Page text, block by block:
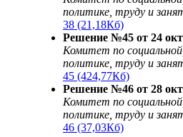
политике, труду и
38 (21,18Кб)
Решение №45 от 24
Комитет по
политике, труду и
45 (424,77Кб)
Решение №46 от 28
Комитет по
политике, труду и
46 (37,03Кб)